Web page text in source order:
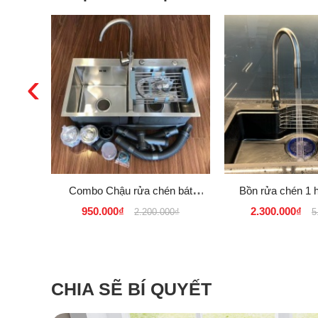
Combo Chậu rửa chén bát
Inox SUS 304 đúc liền nguyên
950.000₫ 2.200.000₫
Bồn rửa chén 1
INOX SUS
2.300.000₫
‹
CHIA SẼ BÍ QUYẾT